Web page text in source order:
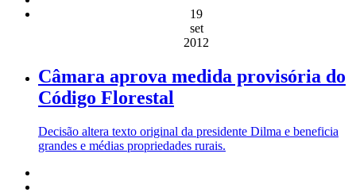
19
set
2012
Câmara aprova medida provisória do
Código Florestal
Decisão altera texto original da presidente Dilma e beneficia
grandes e médias propriedades rurais.